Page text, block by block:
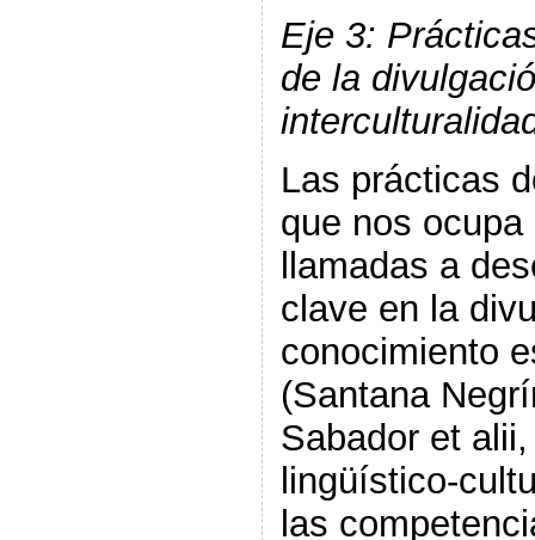
Eje 3:
de la
Las prácticas
que nos
llamadas a
clave en la
conocimiento
(Santana
Sabador et
lingüístico-
las